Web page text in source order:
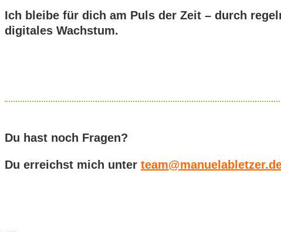
Ich bleibe für dich am Puls der Zeit – durch
digitales Wachstum.
Du hast noch Fragen?
Du erreichst mich unter